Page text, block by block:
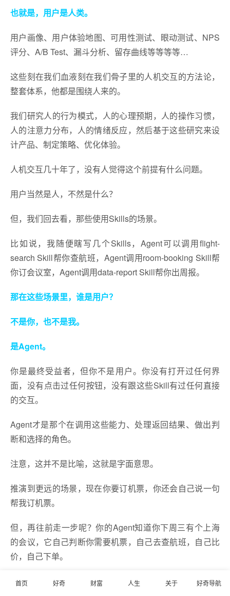
也就是，用户是人类。
用户画像、用户体验地图、可用性测试、眼动测试、NPS
评分、A/B Test、漏斗分析、留存曲线等等等等…
这些刻在我们血液刻在我们骨子里的人机交互的方法论，
整套体系，他都是围绕人来的。
我们研究人的行为模式，人的心理预期，人的操作习惯，
人的注意力分布，人的情绪反应，然后基于这些研究来设
计产品、制定策略、优化体验。
人机交互几十年了，没有人觉得这个前提有什么问题。
用户当然是人，不然是什么？
但，我们回去看，那些使用Skills的场景。
比如说，我随便瞎写几个Skills，Agent可以调用flight-
search Skill帮你查航班，Agent调用room-booking Skill帮
你订会议室，Agent调用data-report Skill帮你出周报。
那在这些场景里，谁是用户？
不是你，也不是我。
是Agent。
你是最终受益者，但你不是用户。你没有打开过任何界
面，没有点击过任何按钮，没有跟这些Skill有过任何直接
的交互。
Agent才是那个在调用这些能力、处理返回结果、做出判
断和选择的角色。
注意，这并不是比喻，这就是字面意思。
推演到更远的场景，现在你要订机票，你还会自己说一句
帮我订机票。
但，再往前走一步呢？你的Agent知道你下周三有个上海
的会议，它自己判断你需要机票，自己去查航班，自己比
价，自己下单。
全程你都不知道这件事发生了，直到Agent给你发一条消
首页 好奇 财富 人生 关于 好奇导航